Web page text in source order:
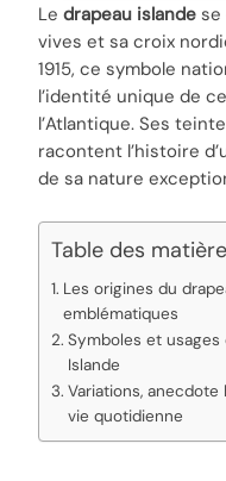
Ledrapeau islande
vives et sa croix
1915, ce symbole
l’identité unique de
l’Atlantique. Ses
racontent l’histoire
de sa nature
Table des
Les origines du
emblématiques
Symboles et
Islande
Variations,
vie quotidienne